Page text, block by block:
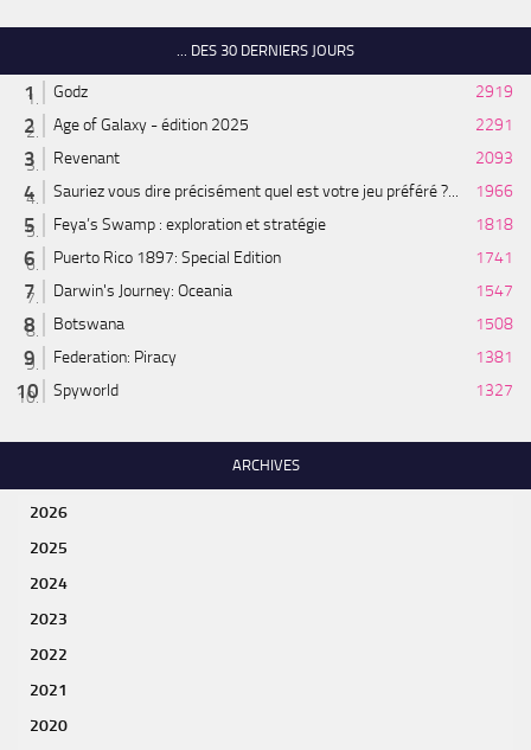
... DES 30 DERNIERS JOURS
Godz
2919
Age of Galaxy - édition 2025
2291
Revenant
2093
Sauriez vous dire précisément quel est votre jeu préféré ?...
1966
Feya’s Swamp : exploration et stratégie
1818
Puerto Rico 1897: Special Edition
1741
Darwin's Journey: Oceania
1547
Botswana
1508
Federation: Piracy
1381
Spyworld
1327
ARCHIVES
2026
2025
2024
2023
2022
2021
2020